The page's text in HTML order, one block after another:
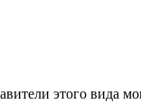
этого вида